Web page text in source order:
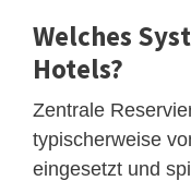
Welches
Hotels?
Zentrale
typischerweise
eingesetzt und